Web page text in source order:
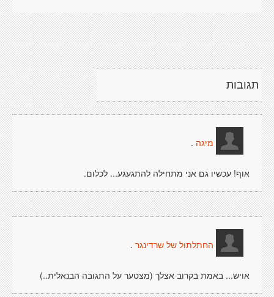
תגובות
מיגה .
אוף! עכשיו גם אני מתחילה להתגעגע... לכלום.
החתלתול של שרדינגר .
אויש... באמת בקרוב אצלך (מצטער על התגובה הבנאלית..)